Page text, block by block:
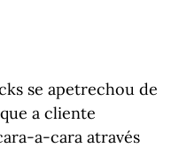
se apetrechou de
a cliente
a-cara através